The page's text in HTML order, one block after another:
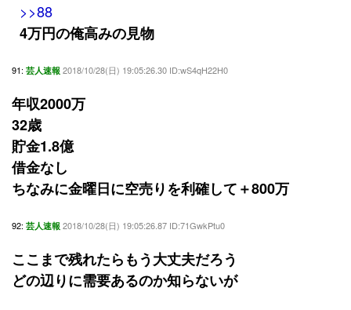
>>88
4万円の俺高みの見物
91: 芸人速報 2018/10/28(日) 19:05:26.30 ID:wS4qH22H0
年収2000万
32歳
貯金1.8億
借金なし
ちなみに金曜日に空売りを利確して＋800万
92: 芸人速報 2018/10/28(日) 19:05:26.87 ID:71GwkPtu0
ここまで残れたらもう大丈夫だろう
どの辺りに需要あるのか知らないが